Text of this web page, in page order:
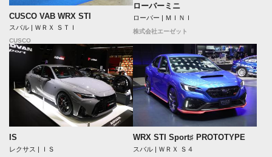
CUSCO VAB WRX STI
スバル | ＷＲＸ ＳＴＩ
CUSCO
ローバーミニ
ローバー | ＭＩＮＩ
株式会社エーゼット
IS
レクサス | ＩＳ
WRX STI Sport♯ PROTOTYPE
スバル | ＷＲＸ Ｓ４